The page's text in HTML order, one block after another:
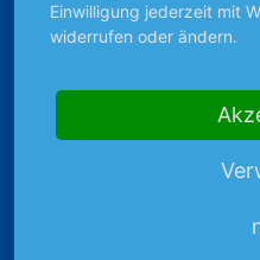
Highlights
Börsenbericht
Einwilligung jederzeit mit
widerrufen oder ändern.